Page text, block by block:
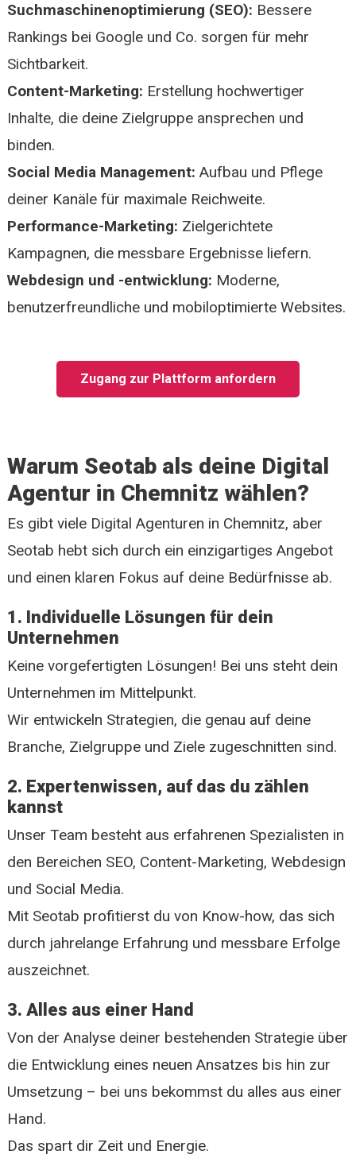
Suchmaschinenoptimierung (SEO): Bessere
Rankings bei Google und Co. sorgen für mehr
Sichtbarkeit.
Content-Marketing: Erstellung hochwertiger
Inhalte, die deine Zielgruppe ansprechen und
binden.
Social Media Management: Aufbau und Pflege
deiner Kanäle für maximale Reichweite.
Performance-Marketing: Zielgerichtete
Kampagnen, die messbare Ergebnisse liefern.
Webdesign und -entwicklung: Moderne,
benutzerfreundliche und mobiloptimierte Websites.
Zugang zur Plattform anfordern
Warum Seotab als deine Digital
Agentur in Chemnitz wählen?
Es gibt viele Digital Agenturen in Chemnitz, aber
Seotab hebt sich durch ein einzigartiges Angebot
und einen klaren Fokus auf deine Bedürfnisse ab.
1. Individuelle Lösungen für dein
Unternehmen
Keine vorgefertigten Lösungen! Bei uns steht dein
Unternehmen im Mittelpunkt.
Wir entwickeln Strategien, die genau auf deine
Branche, Zielgruppe und Ziele zugeschnitten sind.
2. Expertenwissen, auf das du zählen
kannst
Unser Team besteht aus erfahrenen Spezialisten in
den Bereichen SEO, Content-Marketing, Webdesign
und Social Media.
Mit Seotab profitierst du von Know-how, das sich
durch jahrelange Erfahrung und messbare Erfolge
auszeichnet.
3. Alles aus einer Hand
Von der Analyse deiner bestehenden Strategie über
die Entwicklung eines neuen Ansatzes bis hin zur
Umsetzung – bei uns bekommst du alles aus einer
Hand.
Das spart dir Zeit und Energie.